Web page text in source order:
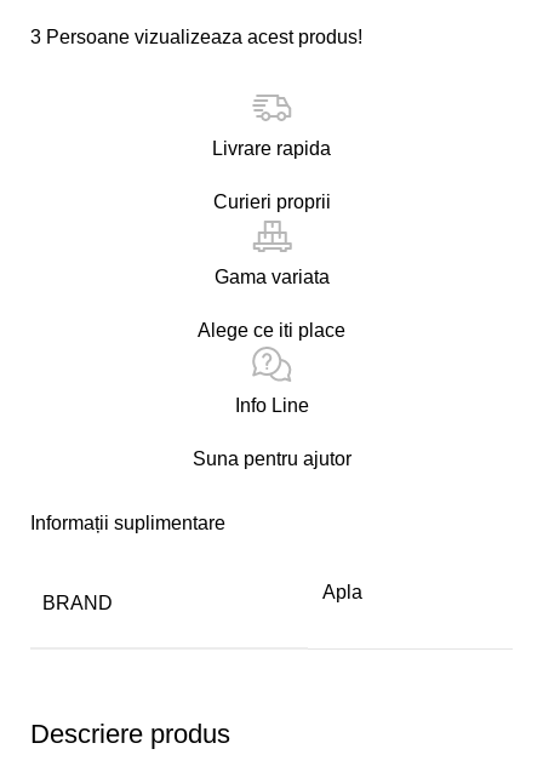
3 Persoane vizualizeaza acest produs!
Livrare rapida
Curieri proprii
Gama variata
Alege ce iti place
Info Line
Suna pentru ajutor
Informații suplimentare
BRAND
Apla
Descriere produs